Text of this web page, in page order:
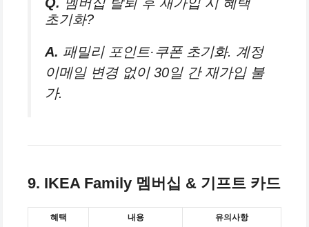
초기화?
A. 패밀리 포인트·쿠폰 초기화. 계정
이메일 변경 없이 30일 간 재가입 불
가.
9. IKEA Family 멤버십 & 기프트 카드
혜택 내용 유의사항